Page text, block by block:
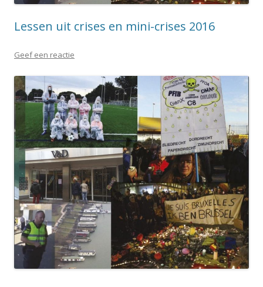
Lessen uit crises en mini-crises 2016
Geef een reactie